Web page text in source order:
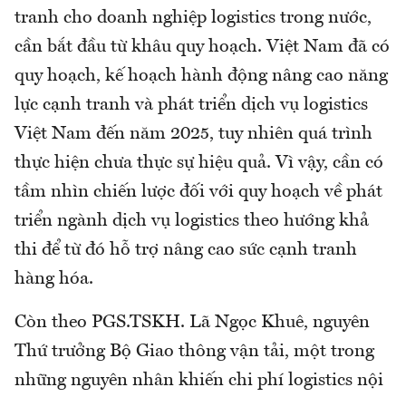
tranh cho doanh nghiệp logistics trong nước,
cần bắt đầu từ khâu quy hoạch. Việt Nam đã có
quy hoạch, kế hoạch hành động nâng cao năng
lực cạnh tranh và phát triển dịch vụ logistics
Việt Nam đến năm 2025, tuy nhiên quá trình
thực hiện chưa thực sự hiệu quả. Vì vậy, cần có
tầm nhìn chiến lược đối với quy hoạch về phát
triển ngành dịch vụ logistics theo hướng khả
thi để từ đó hỗ trợ nâng cao sức cạnh tranh
hàng hóa.
Còn theo PGS.TSKH. Lã Ngọc Khuê, nguyên
Thứ trưởng Bộ Giao thông vận tải, một trong
những nguyên nhân khiến chi phí logistics nội